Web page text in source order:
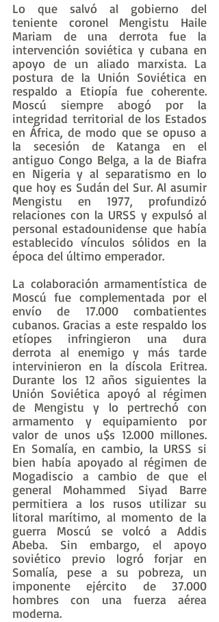
Lo que salvó al gobierno del
teniente coronel Mengistu Haile
Mariam de una derrota fue la
intervención soviética y cubana en
apoyo de un aliado marxista. La
postura de la Unión Soviética en
respaldo a Etiopía fue coherente.
Moscú siempre abogó por la
integridad territorial de los Estados
en África, de modo que se opuso a
la secesión de Katanga en el
antiguo Congo Belga, a la de Biafra
en Nigeria y al separatismo en lo
que hoy es Sudán del Sur. Al asumir
Mengistu en 1977, profundizó
relaciones con la URSS y expulsó al
personal estadounidense que había
establecido vínculos sólidos en la
época del último emperador.
La colaboración armamentística de
Moscú fue complementada por el
envío de 17.000 combatientes
cubanos. Gracias a este respaldo los
etíopes infringieron una dura
derrota al enemigo y más tarde
intervinieron en la díscola Eritrea.
Durante los 12 años siguientes la
Unión Soviética apoyó al régimen
de Mengistu y lo pertrechó con
armamento y equipamiento por
valor de unos u$s 12.000 millones.
En Somalía, en cambio, la URSS si
bien había apoyado al régimen de
Mogadiscio a cambio de que el
general Mohammed Siyad Barre
permitiera a los rusos utilizar su
litoral marítimo, al momento de la
guerra Moscú se volcó a Addis
Abeba. Sin embargo, el apoyo
soviético previo logró forjar en
Somalía, pese a su pobreza, un
imponente ejército de 37.000
hombres con una fuerza aérea
moderna.